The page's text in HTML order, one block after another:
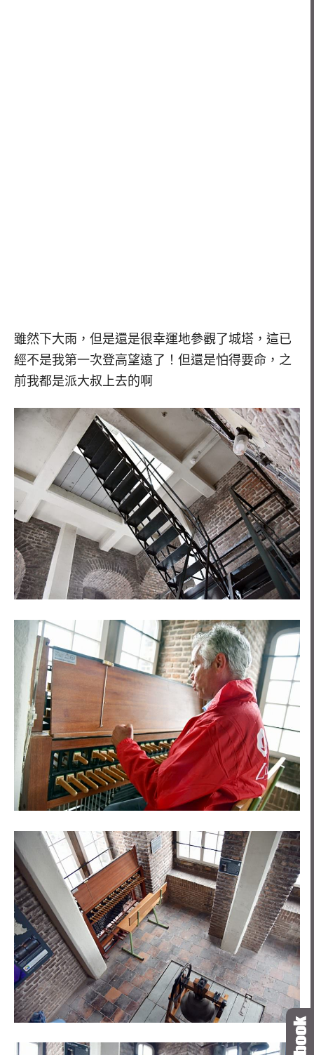
雖然下大雨，但是還是很幸運地參觀了城塔，這已
經不是我第一次登高望遠了！但還是怕得要命，之
前我都是派大叔上去的啊